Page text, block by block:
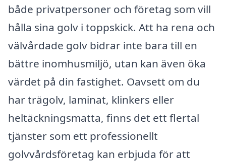
både privatpersoner och företag som vill
hålla sina golv i toppskick. Att ha rena och
välvårdade golv bidrar inte bara till en
bättre inomhusmiljö, utan kan även öka
värdet på din fastighet. Oavsett om du
har trägolv, laminat, klinkers eller
heltäckningsmatta, finns det ett flertal
tjänster som ett professionellt
golvvårdsföretag kan erbjuda för att